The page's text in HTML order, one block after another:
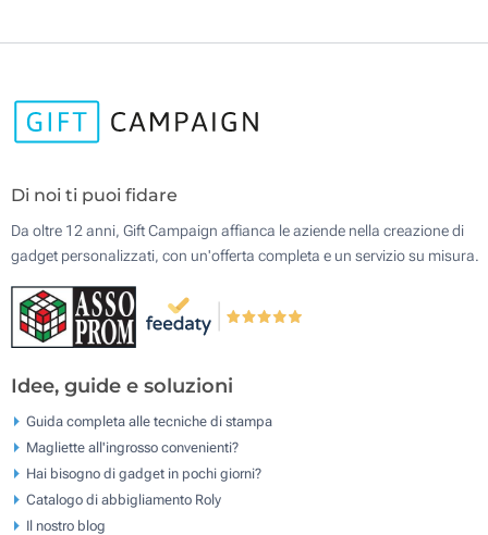
Di noi ti puoi fidare
Da oltre 12 anni, Gift Campaign affianca le aziende nella creazione di
gadget personalizzati, con un'offerta completa e un servizio su misura.
Idee, guide e soluzioni
Guida completa alle tecniche di stampa
Magliette all'ingrosso convenienti?
Hai bisogno di gadget in pochi giorni?
Catalogo di abbigliamento Roly
Il nostro blog